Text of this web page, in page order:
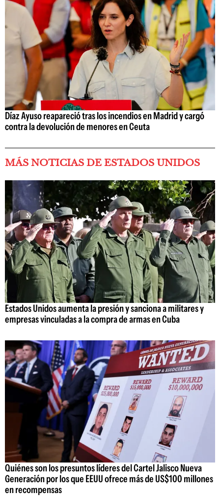
Díaz Ayuso reapareció tras los incendios en Madrid y cargó
contra la devolución de menores en Ceuta
MÁS NOTICIAS DE ESTADOS UNIDOS
Estados Unidos aumenta la presión y sanciona a militares y
empresas vinculadas a la compra de armas en Cuba
Quiénes son los presuntos líderes del Cartel Jalisco Nueva
Generación por los que EEUU ofrece más de US$100 millones
en recompensas